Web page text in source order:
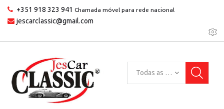
+351 918 323 941 Chamada móvel para rede nacional
jescarclassic@gmail.com
Todas as categorias